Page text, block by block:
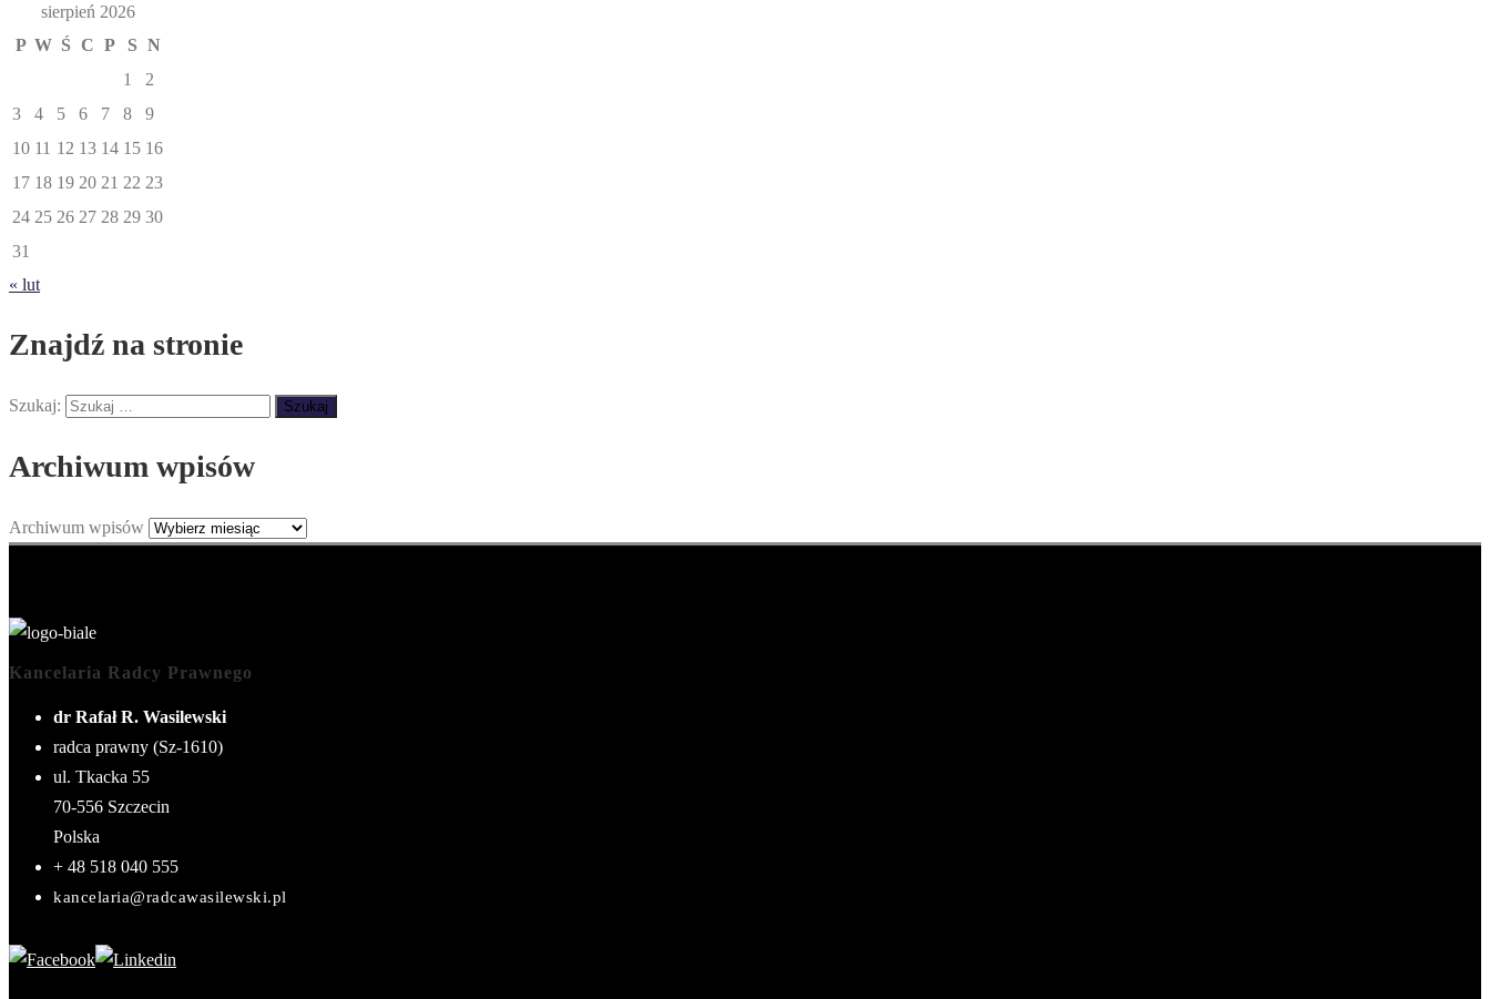
sierpień 2026
P W Ś C P S N
1
2
3
4 5 6 7 8
9
10 11 12 13 14 15 16
17 18 19 20 21 22 23
24 25 26 27 28 29 30
31
« lut
Znajdź na stronie
Szukaj:
Archiwum wpisów
Archiwum wpisów
Kancelaria Radcy Prawnego
dr Rafał R. Wasilewski
radca prawny (Sz-1610)
ul. Tkacka 55
70-556 Szczecin
Polska
+ 48 518 040 555
kancelaria@radcawasilewski.pl